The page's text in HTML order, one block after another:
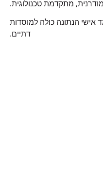
מתקדמת טכנולוגית.
הנתונה כולה למוסדות
דתיים.